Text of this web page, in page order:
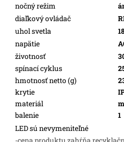
nočný režim
diaľkový ovládač
uhol svetla
napätie
životnosť
spínací cyklus
hmotnosť netto (g)
krytie
materiál
balenie
1
LED sú nevymeniteľné